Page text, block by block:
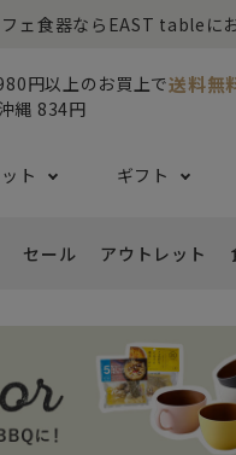
ェ食器ならEAST tableに
円以上のお買上で送料無
縄 834円
取り鉢・サラダボウル
活特集
ト
器セット
ギフト
- 誕生日
内祝い
セール アウトレット